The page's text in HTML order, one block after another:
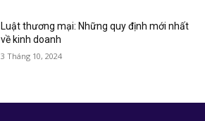
Luật thương mại: Những quy định mới nhất
về kinh doanh
3 Tháng 10, 2024